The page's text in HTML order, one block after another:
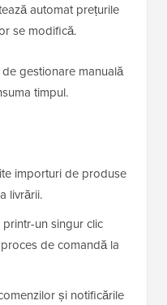
automat prețurile
se modifică.
gestionare manuală
timpul.
importuri de produse
livrării.
un singur clic
de comandă la
și notificările